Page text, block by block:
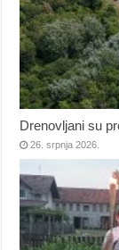
Drenovljani su
26. srpnja 2026.